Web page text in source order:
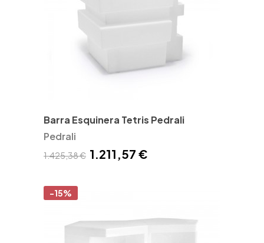
Barra Esquinera Tetris Pedrali
Pedrali
1.425,38 € 1.211,57 €
-15%